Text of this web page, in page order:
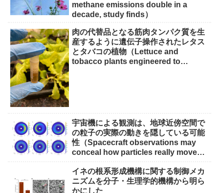
methane emissions double in a
decade, study finds）
肉の代替品となる筋肉タンパク質を生
産するように遺伝子操作されたレタス
とタバコの植物（Lettuce and
tobacco plants engineered to
宇宙機による観測は、地球近傍空間で
の粒子の実際の動きを隠している可能
性（Spacecraft observations may
conceal how particles really move
イネの根系形成機構に関する制御メカ
ニズムを分子・生理学的機構から明ら
かにした